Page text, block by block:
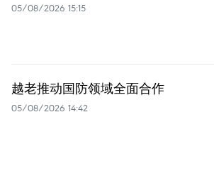
05/08/2026 15:15
越老推动国防领域全面合作
05/08/2026 14:42